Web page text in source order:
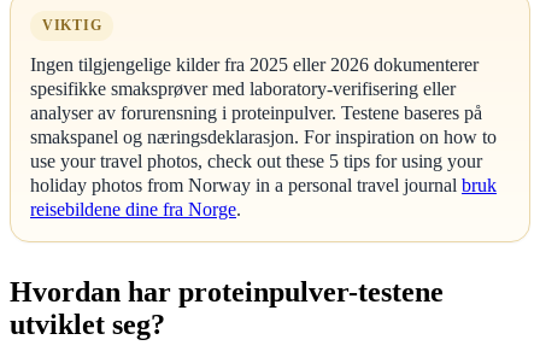
VIKTIG
Ingen tilgjengelige kilder fra 2025 eller 2026 dokumenterer
spesifikke smaksprøver med laboratory-verifisering eller
analyser av forurensning i proteinpulver. Testene baseres på
smakspanel og næringsdeklarasjon. For inspiration on how to
use your travel photos, check out these 5 tips for using your
holiday photos from Norway in a personal travel journal bruk
reisebildene dine fra Norge.
Hvordan har proteinpulver-testene
utviklet seg?